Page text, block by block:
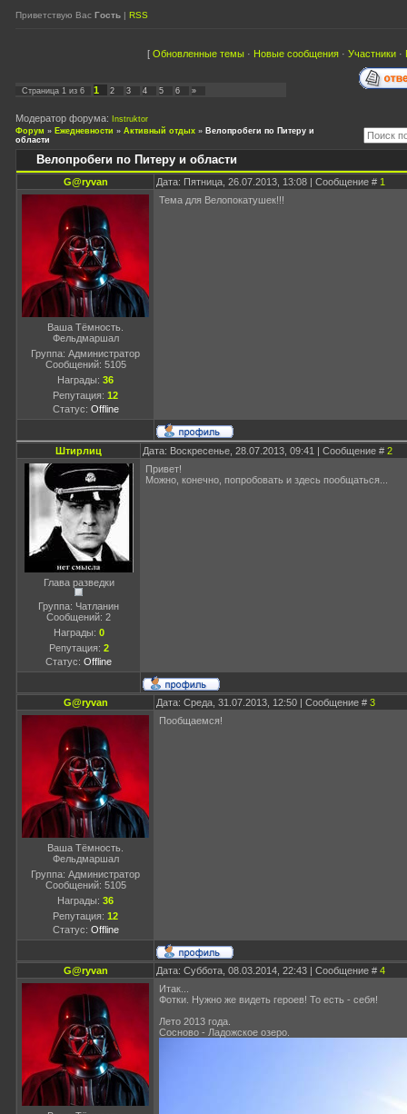
Приветствую Вас Гость | RSS
[ Обновленные темы · Новые сообщения · Участники ·
Страница 1 из 6 1 2 3 4 5 6 »
Модератор форума:
Instruktor
Форум » Ежедневности » Активный отдых » Велопробеги по Питеру и
области
Велопробеги по Питеру и области
G@ryvan Дата: Пятница, 26.07.2013, 13:08 | Сообщение # 1
Ваша Тёмность.
Фельдмаршал
Группа: Администратор
Сообщений: 5105
Награды: 36
Репутация: 12
Статус: Offline
Тема для Велопокатушек!!!
Штирлиц Дата: Воскресенье, 28.07.2013, 09:41 | Сообщение # 2
Глава разведки
Группа: Чатланин
Сообщений: 2
Награды: 0
Репутация: 2
Статус: Offline
Привет!
Можно, конечно, попробовать и здесь пообщаться...
G@ryvan Дата: Среда, 31.07.2013, 12:50 | Сообщение # 3
Ваша Тёмность.
Фельдмаршал
Группа: Администратор
Сообщений: 5105
Награды: 36
Репутация: 12
Статус: Offline
Пообщаемся!
G@ryvan Дата: Суббота, 08.03.2014, 22:43 | Сообщение # 4
Итак...
Фотки. Нужно же видеть героев! То есть - себя!
Лето 2013 года.
Сосново - Ладожское озеро.